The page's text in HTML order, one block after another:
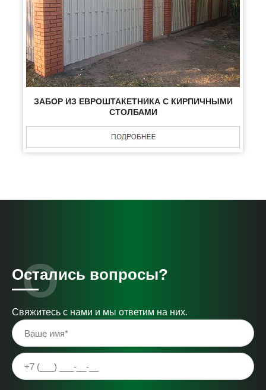
ЗАБОР ИЗ ЕВРОШТАКЕТНИКА С КИРПИЧНЫМИ
СТОЛБАМИ
Остались вопросы?
Свяжитесь с нами и мы ответим на них.